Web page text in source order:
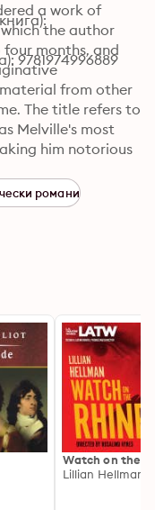
a work of
the author
four months, and
from other
The title refers to
Melville's most
him notorious
9781974996889
романи
Watch on the
Lillian Hellman